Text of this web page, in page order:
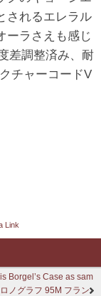
されるエレラル
ーラさえも感じ
差調整済み、耐
チャーコードV
Link
Borgel’s Case as sam
ノグラフ 95M フラン